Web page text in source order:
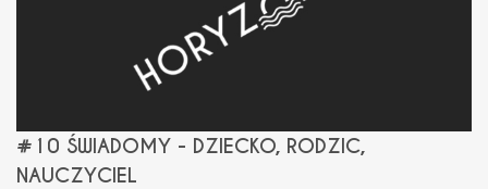
#10 ŚWIADOMY - DZIECKO, RODZIC,
NAUCZYCIEL